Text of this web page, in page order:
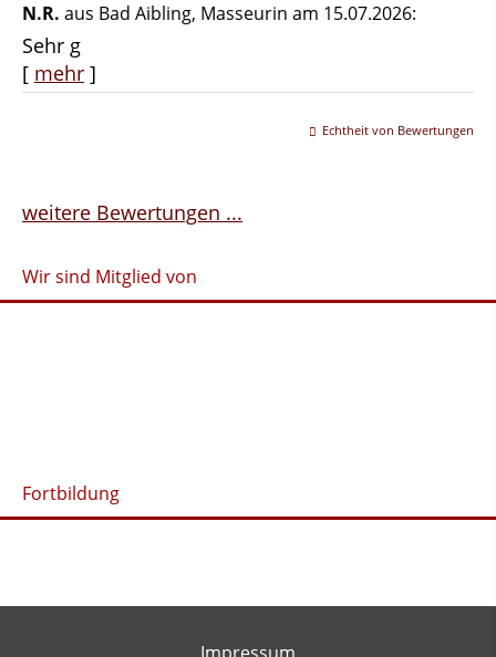
N.R. aus Bad Aibling, Masseurin am 15.07.2026:
Sehr g
[ mehr ]
Echtheit von Bewertungen
weitere Bewertungen ...
Wir sind Mitglied von
Fortbildung